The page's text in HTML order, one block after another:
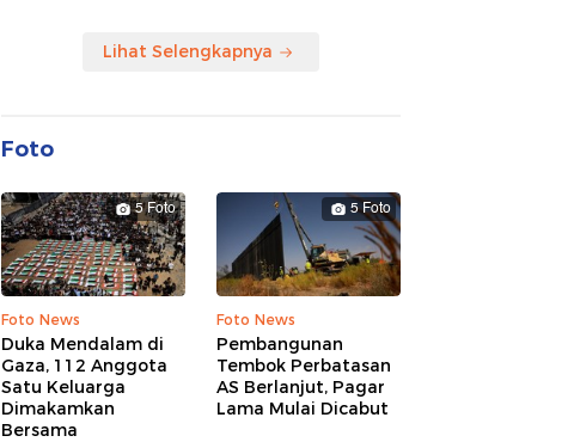
Lihat Selengkapnya
Foto
5 Foto
Foto News
Duka Mendalam di
Gaza, 112 Anggota
Satu Keluarga
Dimakamkan
Bersama
5 Foto
Foto News
Pembangunan
Tembok Perbatasan
AS Berlanjut, Pagar
Lama Mulai Dicabut